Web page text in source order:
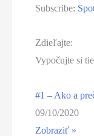
Subscribe:
Zdieľajte:
Vypočujte si
#1 – Ako a
09/10/2020
Zobraziť »